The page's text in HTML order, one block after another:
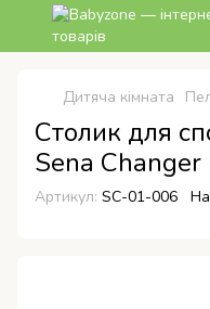
Дитяча кімната
Столик для
Sena Changer
Артикул: SC-01-006